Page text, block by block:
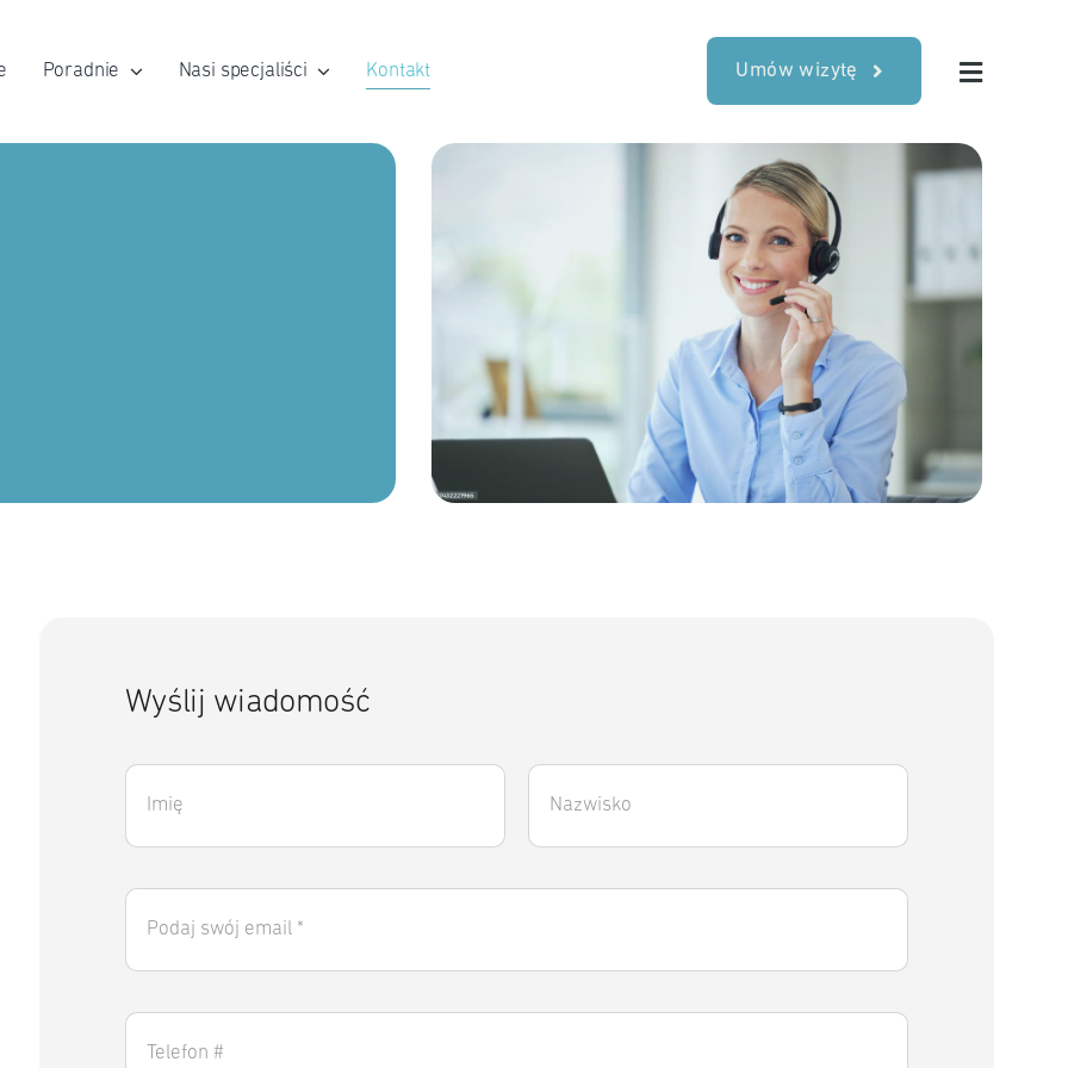
Poradnie Nasi specjaliści Kontakt Umów wizytę
Wyślij wiadomość